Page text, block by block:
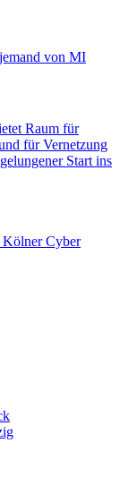
von MI
Raum für
für Vernetzung
Start ins
Cyber